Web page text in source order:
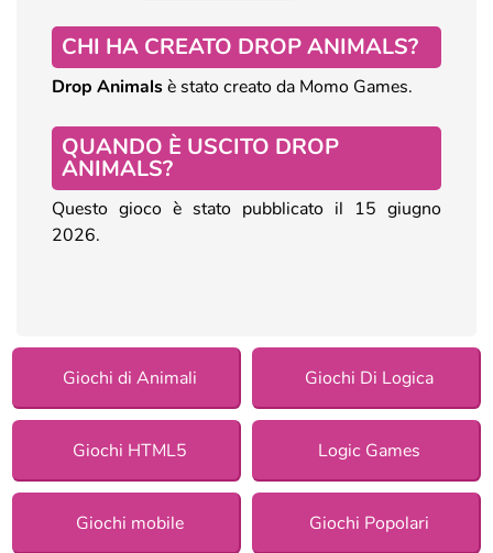
CHI HA CREATO DROP ANIMALS?
Drop Animalsè stato creato da Momo Games.
QUANDO È USCITO DROP
ANIMALS?
Questo gioco è stato pubblicato il 15 giugno
2026.
Giochi di Animali Giochi Di Logica
Giochi HTML5 Logic Games
Giochi mobile Giochi Popolari